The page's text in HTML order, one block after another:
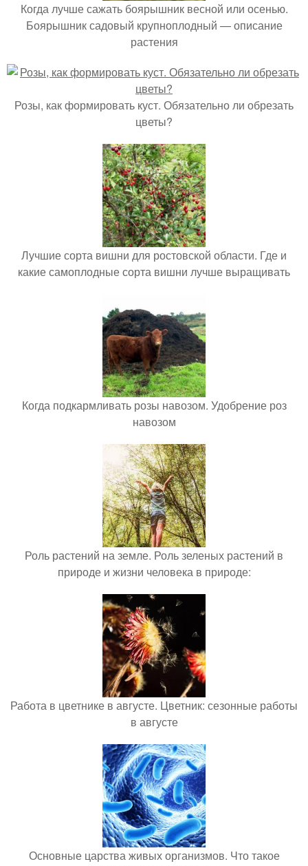
Когда лучше сажать боярышник весной или осенью.
Боярышник садовый крупноплодный — описание
растения
Розы, как формировать куст. Обязательно ли обрезать
цветы?
Лучшие сорта вишни для ростовской области. Где и
какие самоплодные сорта вишни лучше выращивать
Когда подкармливать розы навозом. Удобрение роз
навозом
Роль растений на земле. Роль зеленых растений в
природе и жизни человека в природе:
Работа в цветнике в августе. Цветник: сезонные работы
в августе
Основные царства живых организмов. Что такое